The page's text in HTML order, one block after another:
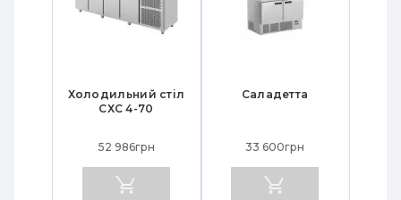
Холодильний стіл
СХС 4-70
52 986грн
Саладетта
33 600грн